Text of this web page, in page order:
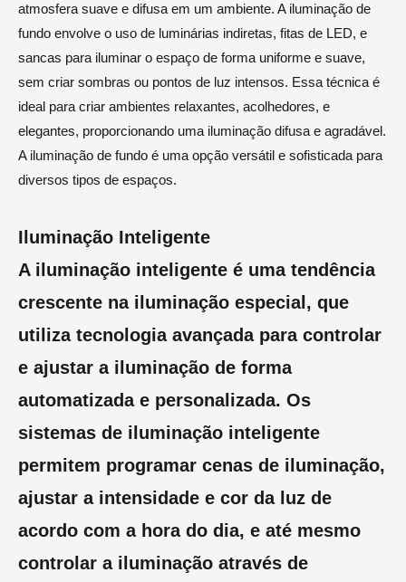
atmosfera suave e difusa em um ambiente. A iluminação de
fundo envolve o uso de luminárias indiretas, fitas de LED, e
sancas para iluminar o espaço de forma uniforme e suave,
sem criar sombras ou pontos de luz intensos. Essa técnica é
ideal para criar ambientes relaxantes, acolhedores, e
elegantes, proporcionando uma iluminação difusa e agradável.
A iluminação de fundo é uma opção versátil e sofisticada para
diversos tipos de espaços.
Iluminação Inteligente
A iluminação inteligente é uma tendência
crescente na iluminação especial, que
utiliza tecnologia avançada para controlar
e ajustar a iluminação de forma
automatizada e personalizada. Os
sistemas de iluminação inteligente
permitem programar cenas de iluminação,
ajustar a intensidade e cor da luz de
acordo com a hora do dia, e até mesmo
controlar a iluminação através de